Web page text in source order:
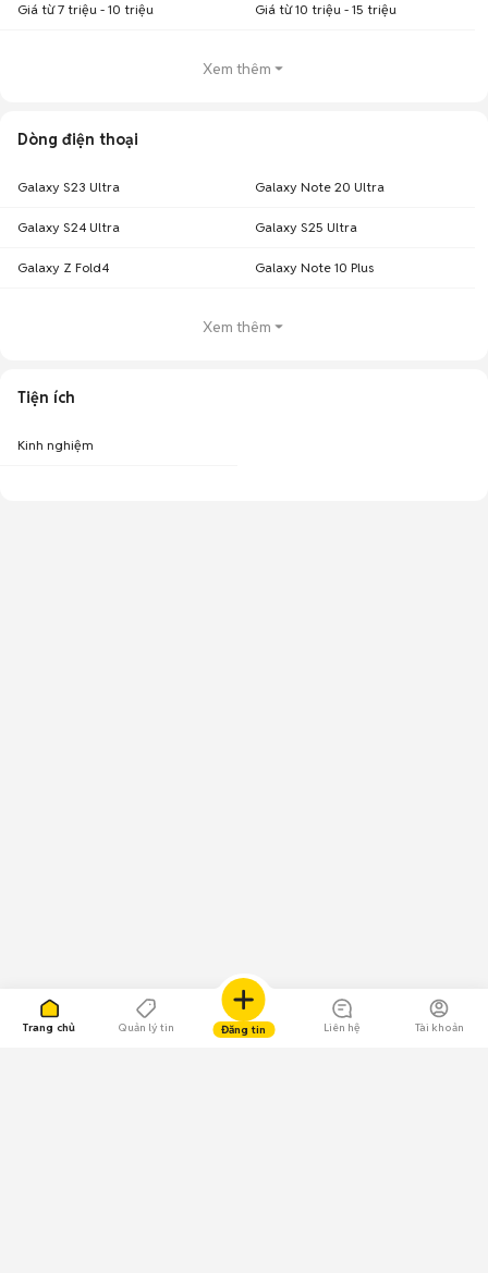
Trang chủ Quản lý tin Đăng tin Liên hệ Tài khoản
Giá từ 7 triệu - 10 triệu Giá từ 10 triệu - 15 triệu
Xem thêm
Dòng điện thoại
Galaxy S23 Ultra Galaxy Note 20 Ultra
Galaxy S24 Ultra Galaxy S25 Ultra
Galaxy Z Fold4 Galaxy Note 10 Plus
Xem thêm
Tiện ích
Kinh nghiệm